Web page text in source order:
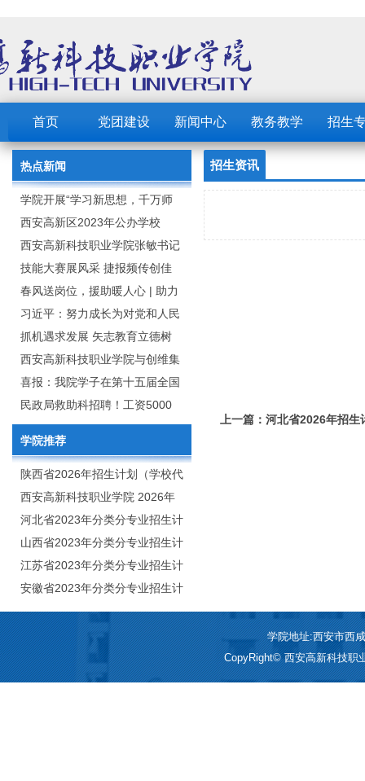
首页 党团建设 新闻中心 教务教学 招生
热点新闻
学院开展“学习新思想，千万师
生同上一堂课”活动
西安高新区2023年公办学校
（园） 公开招聘教职工公告
西安高新科技职业学院张敏书记
为全院师生党员上党课
技能大赛展风采 捷报频传创佳
绩：西安高新科技职业学院师生
在2023年陕西省职业技能大赛中
取佳绩
春风送岗位，援助暖人心 | 助力
毕业生求职就业
习近平：努力成长为对党和人民
忠诚可靠、堪当时代重任的栋梁
之才
抓机遇求发展 矢志教育立德树
人：西安高新科技职业学院召开
2020年年终总结暨表彰网络视频
会
西安高新科技职业学院与创维集
团举行校企合作签约仪式
喜报：我院学子在第十五届全国
大学生广告艺术大赛（大广
赛）、第十一届未来设计师.高校
数字艺术设计大赛（NCDA）国
赛中喜获佳绩
民政局救助科招聘！工资5000
元/月
学院推荐
陕西省2026年招生计划（学校代
码：8103）
西安高新科技职业学院 2026年
招生章程
河北省2023年分类分专业招生计
划（院校代号：1889）
山西省2023年分类分专业招生计
划（院校代号：5560）
江苏省2023年分类分专业招生计
划（院校代号：8931）
安徽省2023年分类分专业招生计
划（院校代号：2648）
招生资讯
上一篇：河北省2026年招
学院地址:西安市西
CopyRight© 西安高新科技职